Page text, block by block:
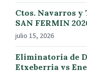
Ctos. Navarros
SAN FERMIN
julio 15, 2026
Eliminatoria de
Etxeberria vs